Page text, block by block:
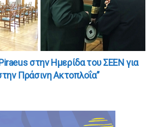
στην Ημερίδα του ΣΕΕΝ για
Πράσινη Ακτοπλοΐα”